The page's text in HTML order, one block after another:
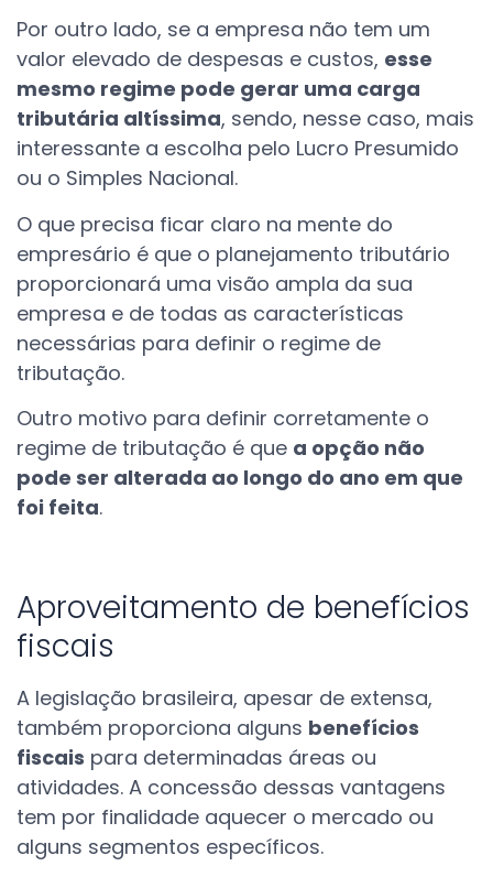
Por outro lado, se a empresa não tem um
valor elevado de despesas e custos, esse
mesmo regime pode gerar uma carga
tributária altíssima, sendo, nesse caso, mais
interessante a escolha pelo Lucro Presumido
ou o Simples Nacional.
O que precisa ficar claro na mente do
empresário é que o planejamento tributário
proporcionará uma visão ampla da sua
empresa e de todas as características
necessárias para definir o regime de
tributação.
Outro motivo para definir corretamente o
regime de tributação é que a opção não
pode ser alterada ao longo do ano em que
foi feita.
Aproveitamento de benefícios
fiscais
A legislação brasileira, apesar de extensa,
também proporciona alguns benefícios
fiscais para determinadas áreas ou
atividades. A concessão dessas vantagens
tem por finalidade aquecer o mercado ou
alguns segmentos específicos.